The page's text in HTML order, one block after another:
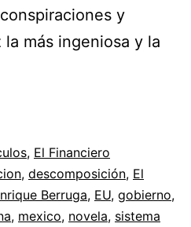
y
más ingeniosa y la
, El Financiero
, descomposición, El
Berruga, EU, gobierno,
, mexico, novela, sistema